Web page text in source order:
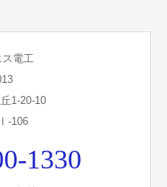
電工
1-20-10
106
1330